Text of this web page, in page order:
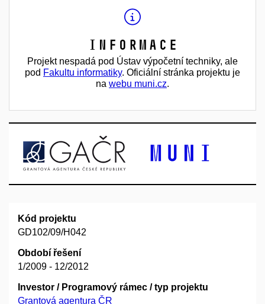
Informace
Projekt nespadá pod Ústav výpočetní techniky, ale
pod Fakultu informatiky. Oficiální stránka projektu je
na webu muni.cz.
Kód projektu
GD102/09/H042
Období řešení
1/2009 - 12/2012
Investor / Programový rámec / typ projektu
Grantová agentura ČR